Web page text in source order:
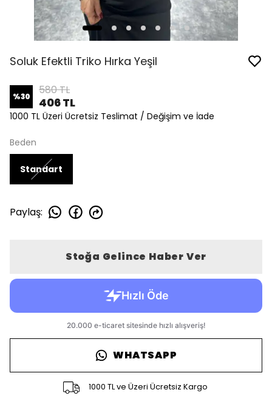
Soluk Efektli Triko Hırka Yeşil
%30 580 TL
406 TL
1000 TL Üzeri Ücretsiz Teslimat / Değişim ve İade
Beden
Standart
Paylaş:
Stoğa Gelince Haber Ver
WHATSAPP
1000 TL ve Üzeri Ücretsiz Kargo